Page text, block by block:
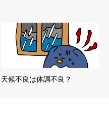
天候不良は体調不良？